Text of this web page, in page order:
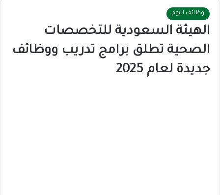
وظائف اليوم
الهيئة السعودية للتخصصات
الصحية تطلق برامج تدريب ووظائف
جديدة لعام 2025